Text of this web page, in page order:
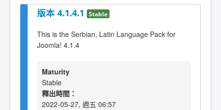
版本 4.1.4.1 Stable
This is the Serbian, Latin Language Pack for
Joomla! 4.1.4
Maturity
Stable
釋出時間：
2022-05-27, 週五 06:57